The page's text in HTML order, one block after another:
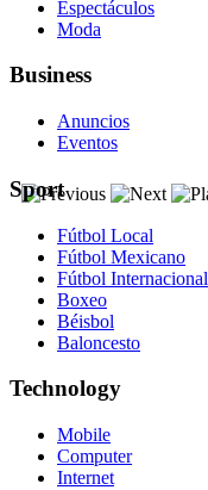
Espectáculos
Moda
Business
Anuncios
Eventos
Sport
Fútbol Local
Fútbol Mexicano
Fútbol Internacional
Boxeo
Béisbol
Baloncesto
Technology
Mobile
Computer
Internet